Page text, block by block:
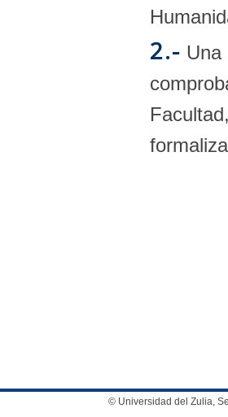
2.- Una
© Universidad del Zulia,